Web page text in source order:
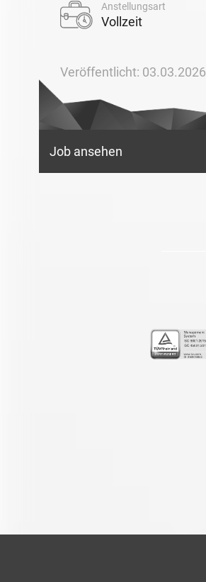
Anstellungsart
Vollzeit
Veröffentlicht: 03.03.2026
Job ansehen